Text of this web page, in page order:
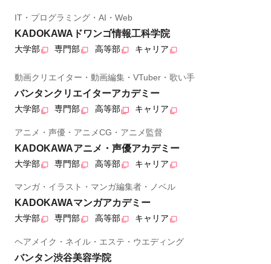
IT・プログラミング・AI・Web
KADOKAWAドワンゴ情報工科学院
大学部 専門部 高等部 キャリア
動画クリエイター・動画編集・VTuber・歌い手
バンタンクリエイターアカデミー
大学部 専門部 高等部 キャリア
アニメ・声優・アニメCG・アニメ監督
KADOKAWAアニメ・声優アカデミー
大学部 専門部 高等部 キャリア
マンガ・イラスト・マンガ編集者・ノベル
KADOKAWAマンガアカデミー
大学部 専門部 高等部 キャリア
ヘアメイク・ネイル・エステ・ウエディング
バンタン渋谷美容学院